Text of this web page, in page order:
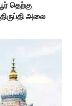
தெற்கு
அலை